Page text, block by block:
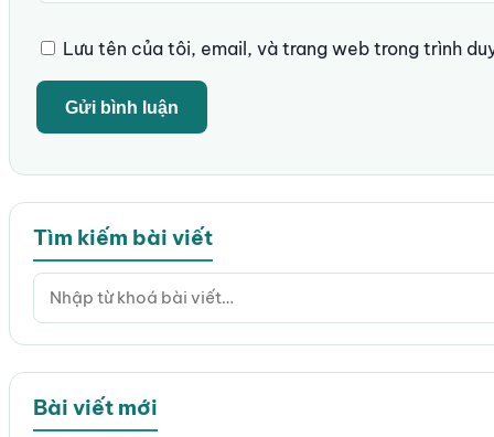
Lưu tên của tôi, email, và trang web trong trình
Tìm kiếm bài viết
Bài viết mới